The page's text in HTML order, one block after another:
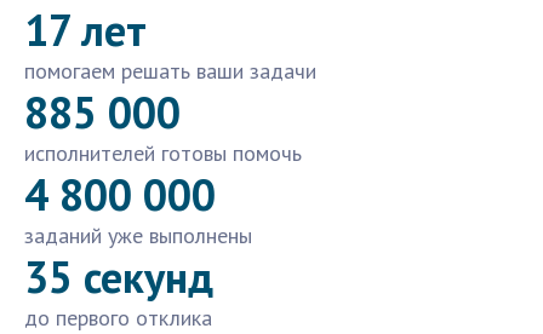
17 лет
помогаем решать ваши задачи
885 000
исполнителей готовы помочь
4 800 000
заданий уже выполнены
35 секунд
до первого отклика